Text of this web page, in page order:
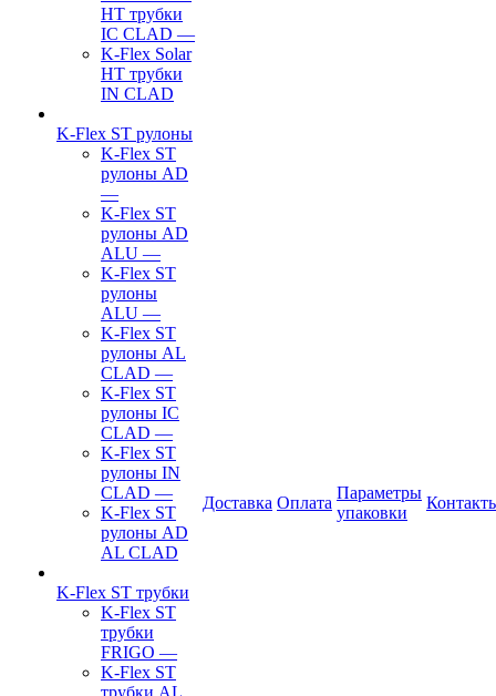
HT трубки
IC CLAD —
K-Flex Solar
HT трубки
IN CLAD
K-Flex ST рулоны
K-Flex ST
рулоны AD
—
K-Flex ST
рулоны AD
ALU —
K-Flex ST
рулоны
ALU —
K-Flex ST
рулоны AL
CLAD —
K-Flex ST
рулоны IC
CLAD —
K-Flex ST
рулоны IN
CLAD —
K-Flex ST
рулоны AD
AL CLAD
K-Flex ST трубки
K-Flex ST
трубки
FRIGO —
K-Flex ST
трубки AL
Доставка Оплата
Параметры
упаковки